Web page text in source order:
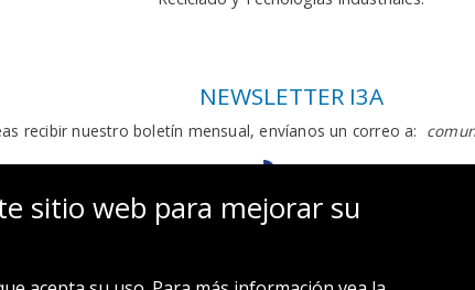
NEWSLETTER I3A
recibir nuestro boletín mensual, envíanos un correo a:
sitio web para mejorar su